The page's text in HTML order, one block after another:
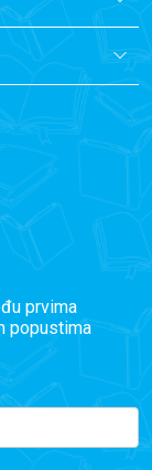
prvima
popustima